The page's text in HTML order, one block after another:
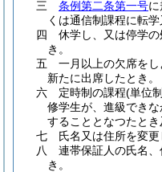
三
条例第二条第一号
くは通信制課程に転学
四
休学し、又は停学
き。
五
一月以上の欠席を
新たに出席したとき。
六
定時制の課程(単位
修学生が、進級でき
することとなつたとき
七
氏名又は住所を変更
八
連帯保証人の氏名
き。